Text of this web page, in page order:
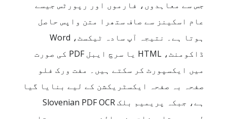
جس سے معاہدوں، فارموں اور رپورٹس جیسے
عام اسکینز سے صاف ستھرا متن واپس حاصل
ہوتا ہے۔ نتیجہ آپ سادہ ٹیکسٹ، Word
ڈاکومنٹ، HTML یا سرچ ایبل PDF کی صورت
میں ایکسپورٹ کر سکتے ہیں۔ مفت ورک فلو
صفحہ بہ صفحہ ایکسٹریکشن کے لیے بنایا گیا
ہے، جبکہ پریمیم بلک Slovenian PDF OCR